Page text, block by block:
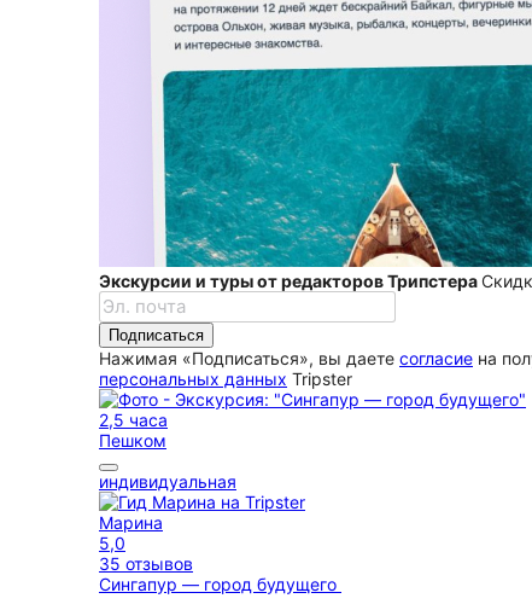
Экскурсии и туры от редакторов Трипстера
Подписаться
Нажимая «Подписаться», вы даете согласие на
персональных данных Tripster
2,5 часа
Пешком
индивидуальная
Марина
5,0
35 отзывов
Сингапур — город будущего